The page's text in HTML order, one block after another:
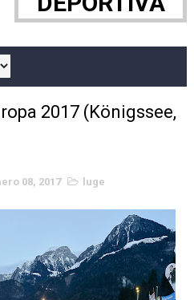
2026 - Week 10
season
Chelsea Green, Chad
el último Impact! con Jason
(Hong Kong) - La delegación
2017 (Königssee,
08, 2017 luge